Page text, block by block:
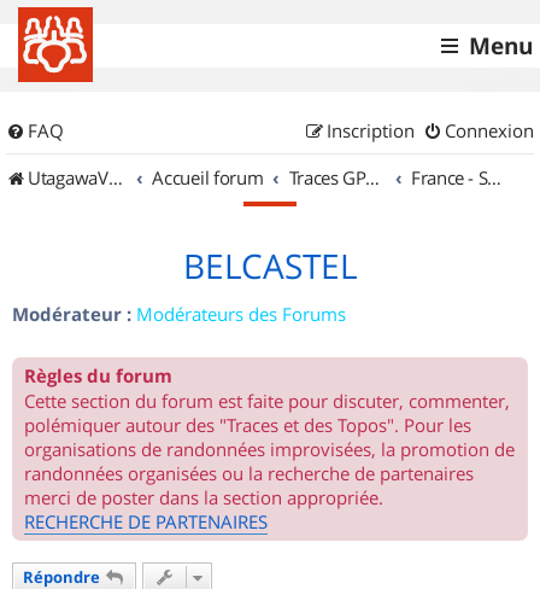
Menu
FAQ Connexion
Inscription
UtagawaVTT (Randos VTT et VTTAE avec traces GPS)
Accueil forum Traces GPS de randos VTT France - Sud Est
BELCASTEL
Modérateur : Modérateurs des Forums
Règles du forum
Cette section du forum est faite pour discuter, commenter,
polémiquer autour des "Traces et des Topos". Pour les
organisations de randonnées improvisées, la promotion de
randonnées organisées ou la recherche de partenaires
merci de poster dans la section appropriée.
RECHERCHE DE PARTENAIRES
Répondre